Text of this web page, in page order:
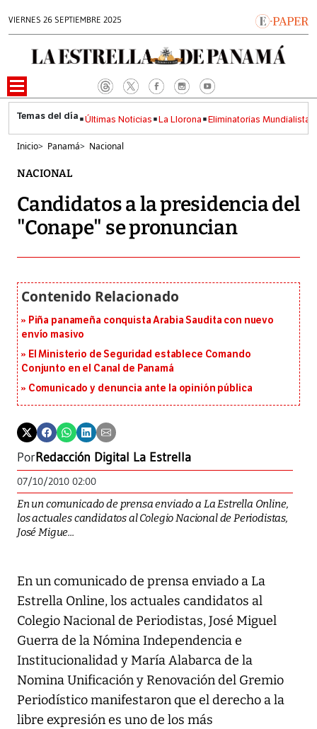
VIERNES 26 SEPTIEMBRE 2025
Últimas Noticias La Llorona Eliminatorias Mundialistas
Inicio> Panamá> Nacional
NACIONAL
Candidatos a la presidencia del
"Conape" se pronuncian
Piña panameña conquista Arabia Saudita con nuevo
envío masivo
El Ministerio de Seguridad establece Comando
Conjunto en el Canal de Panamá
Comunicado y denuncia ante la opinión pública
PorRedacción Digital La Estrella
07/10/2010 02:00
En un comunicado de prensa enviado a La Estrella Online,
los actuales candidatos al Colegio Nacional de Periodistas,
José Migue...
En un comunicado de prensa enviado a La
Estrella Online, los actuales candidatos al
Colegio Nacional de Periodistas, José Miguel
Guerra de la Nómina Independencia e
Institucionalidad y María Alabarca de la
Nomina Unificación y Renovación del Gremio
Periodístico manifestaron que el derecho a la
libre expresión es uno de los más